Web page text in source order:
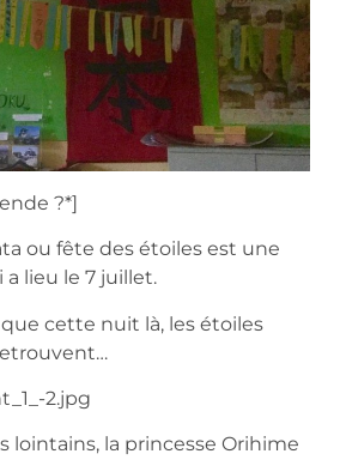
?*]
ou fête des étoiles est une
lieu le 7 juillet.
que cette nuit là, les étoiles
lointains, la princesse Orihime